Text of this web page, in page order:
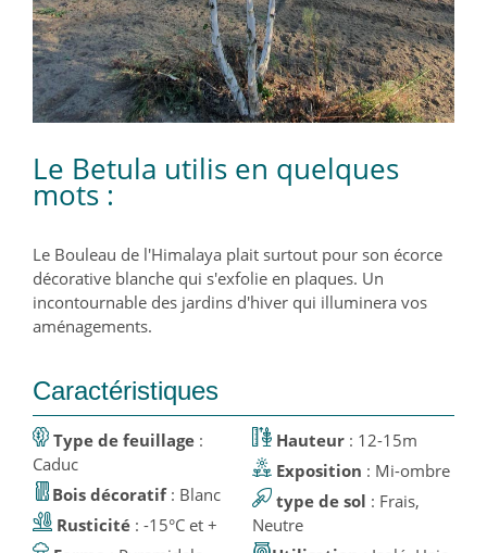
Le Betula utilis en quelques
mots :
Le Bouleau de l'Himalaya plait surtout pour son écorce
décorative blanche qui s'exfolie en plaques. Un
incontournable des jardins d'hiver qui illuminera vos
aménagements.
Caractéristiques
Type de feuillage :
Caduc
Bois décoratif
: Blanc
Rusticité : -15°C et +
Hauteur: 12-15m
Exposition
: Mi-ombre
type de sol : Frais,
Neutre